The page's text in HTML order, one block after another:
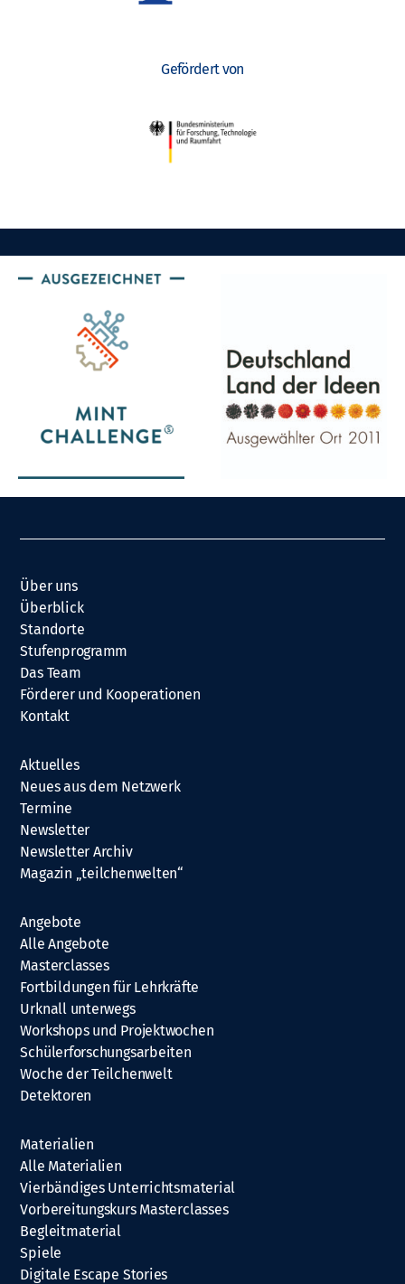
Gefördert von
Über uns
Überblick
Standorte
Stufenprogramm
Das Team
Förderer und Kooperationen
Kontakt
Aktuelles
Neues aus dem Netzwerk
Termine
Newsletter
Newsletter Archiv
Magazin „teilchenwelten“
Angebote
Alle Angebote
Masterclasses
Fortbildungen für Lehrkräfte
Urknall unterwegs
Workshops und Projektwochen
Schülerforschungsarbeiten
Woche der Teilchenwelt
Detektoren
Materialien
Alle Materialien
Vierbändiges Unterrichtsmaterial
Vorbereitungskurs Masterclasses
Begleitmaterial
Spiele
Digitale Escape Stories